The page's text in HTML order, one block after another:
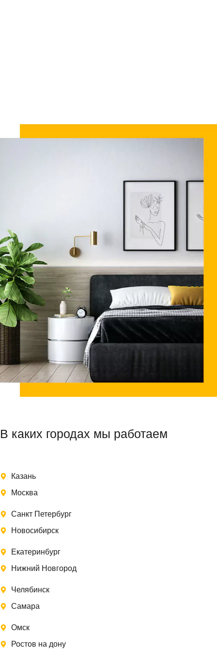
В каких городах мы работаем
Казань
Москва
Санкт Петербург
Новосибирск
Екатеринбург
Нижний Новгород
Челябинск
Самара
Омск
Ростов на дону